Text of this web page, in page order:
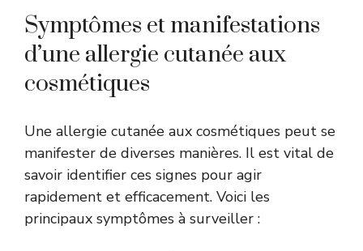
Symptômes et manifestations
d’une allergie cutanée aux
cosmétiques
Une allergie cutanée aux cosmétiques peut se
manifester de diverses manières. Il est vital de
savoir identifier ces signes pour agir
rapidement et efficacement. Voici les
principaux symptômes à surveiller :